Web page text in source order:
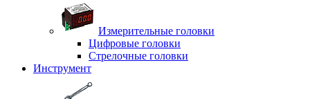
Измерительные головки
Цифровые головки
Стрелочные головки
Инструмент